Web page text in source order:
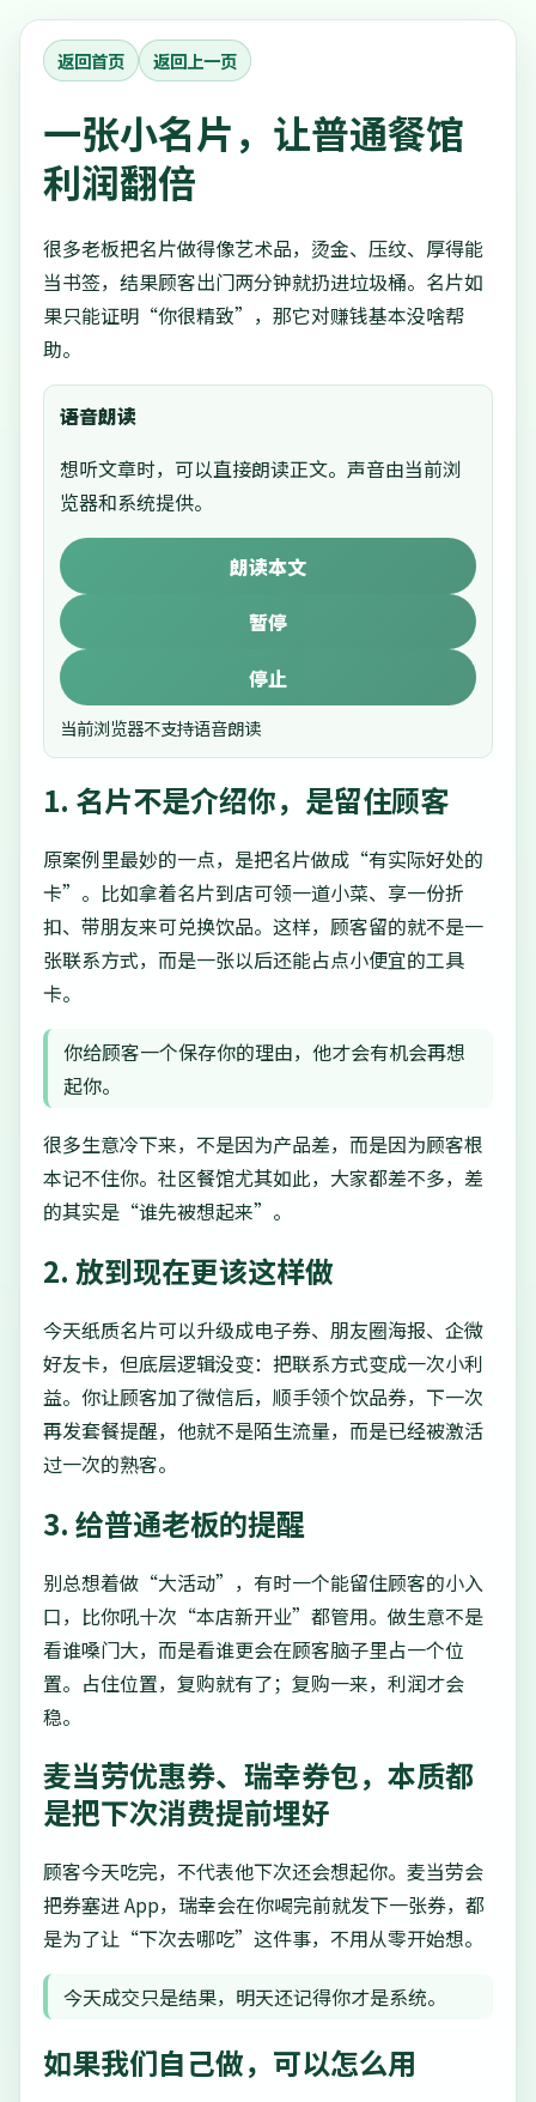
返回首页 返回上一页
一张小名片，让普通餐馆
利润翻倍
很多老板把名片做得像艺术品，烫金、压纹、厚得能
当书签，结果顾客出门两分钟就扔进垃圾桶。名片如
果只能证明“你很精致”，那它对赚钱基本没啥帮
助。
语音朗读
想听文章时，可以直接朗读正文。声音由当前浏
览器和系统提供。
朗读本文
暂停
停止
当前浏览器不支持语音朗读
1. 名片不是介绍你，是留住顾客
原案例里最妙的一点，是把名片做成“有实际好处的
卡”。比如拿着名片到店可领一道小菜、享一份折
扣、带朋友来可兑换饮品。这样，顾客留的就不是一
张联系方式，而是一张以后还能占点小便宜的工具
卡。
你给顾客一个保存你的理由，他才会有机会再想
起你。
很多生意冷下来，不是因为产品差，而是因为顾客根
本记不住你。社区餐馆尤其如此，大家都差不多，差
的其实是“谁先被想起来”。
2. 放到现在更该这样做
今天纸质名片可以升级成电子券、朋友圈海报、企微
好友卡，但底层逻辑没变：把联系方式变成一次小利
益。你让顾客加了微信后，顺手领个饮品券，下一次
再发套餐提醒，他就不是陌生流量，而是已经被激活
过一次的熟客。
3. 给普通老板的提醒
别总想着做“大活动”，有时一个能留住顾客的小入
口，比你吼十次“本店新开业”都管用。做生意不是
看谁嗓门大，而是看谁更会在顾客脑子里占一个位
置。占住位置，复购就有了；复购一来，利润才会
稳。
麦当劳优惠券、瑞幸券包，本质都
是把下次消费提前埋好
顾客今天吃完，不代表他下次还会想起你。麦当劳会
把券塞进 App，瑞幸会在你喝完前就发下一张券，都
是为了让“下次去哪吃”这件事，不用从零开始想。
今天成交只是结果，明天还记得你才是系统。
如果我们自己做，可以怎么用